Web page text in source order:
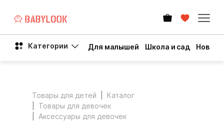
Категории Для малышей Школа и сад Новый
Товары для детей
Каталог
Товары для девочек
Аксессуары для девочек